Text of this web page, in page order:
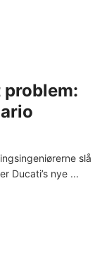
problem:
slå
Ducati’s nye